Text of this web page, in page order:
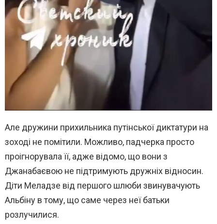
Але дружини прихильника путінської диктатури на
зоході не помітили. Можливо, падчерка просто
проігнорувала її, адже відомо, що вони з
Джанабаєвою не підтримують дружніх відносин.
Діти Меладзе від першого шлюби звинувачують
Альбіну в тому, що саме через неї батьки
розлучилися.